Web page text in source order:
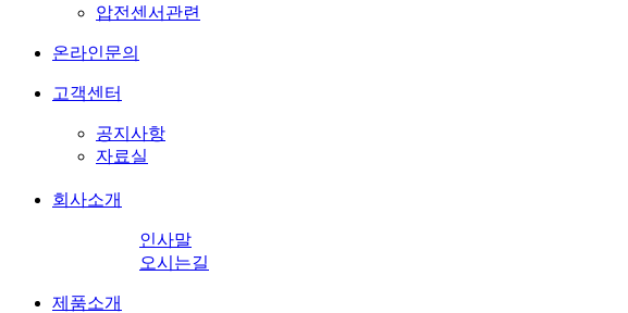
압전센서관련
온라인문의
고객센터
공지사항
자료실
회사소개
인사말
오시는길
제품소개